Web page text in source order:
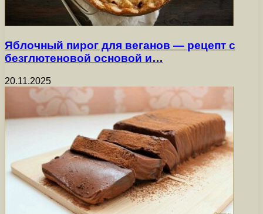
Яблочный пирог для веганов — рецепт с
безглютеновой основой и…
20.11.2025